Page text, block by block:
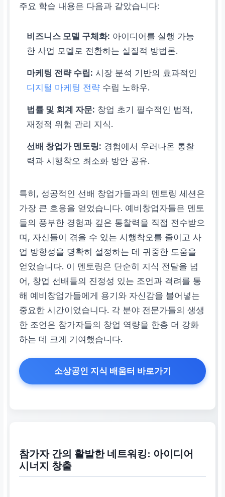
주요 학습 내용은 다음과 같았습니다:
비즈니스 모델 구체화: 아이디어를 실행 가능
한 사업 모델로 전환하는 실질적 방법론.
마케팅 전략 수립: 시장 분석 기반의 효과적인
디지털 마케팅 전략 수립 노하우.
법률 및 회계 자문: 창업 초기 필수적인 법적,
재정적 위험 관리 지식.
선배 창업가 멘토링: 경험에서 우러나온 통찰
력과 시행착오 최소화 방안 공유.
특히, 성공적인 선배 창업가들과의 멘토링 세션은
가장 큰 호응을 얻었습니다. 예비창업자들은 멘토
들의 풍부한 경험과 깊은 통찰력을 직접 전수받으
며, 자신들이 겪을 수 있는 시행착오를 줄이고 사
업 방향성을 명확히 설정하는 데 귀중한 도움을
얻었습니다. 이 멘토링은 단순히 지식 전달을 넘
어, 창업 선배들의 진정성 있는 조언과 격려를 통
해 예비창업가들에게 용기와 자신감을 불어넣는
중요한 시간이었습니다. 각 분야 전문가들의 생생
한 조언은 참가자들의 창업 역량을 한층 더 강화
하는 데 크게 기여했습니다.
소상공인 지식 배움터 바로가기
참가자 간의 활발한 네트워킹: 아이디어
시너지 창출